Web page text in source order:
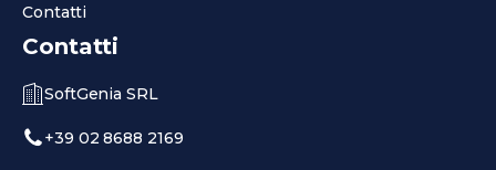
Contatti
Contatti
SoftGenia SRL
+39 02 8688 2169